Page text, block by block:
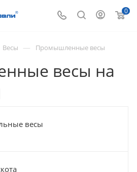
0
Весы — Промышленные весы
весы на
весы